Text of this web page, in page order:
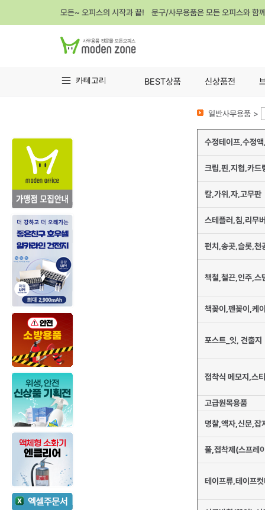
모든~ 오피스의 시작과 끝! 문구/사무용품은 모든 오피스와 함
카테고리 BEST상품 신상품전
일반사무용품 >
수정테이프,수정
크립,핀,지협,카드
칼,가위,자,고무판
스테플러,침,리무
펀치,송곳,슬롯,천
책철,철끈,인주,스
책꽂이,펜꽂이,케
포스트_잇, 견출지
접착식 메모지,스
고급원목용품
명찰,액자,신문,잡
풀,접착제(스프레
테이프류,테이프